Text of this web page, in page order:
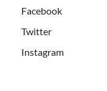
Facebook
Twitter
Instagram